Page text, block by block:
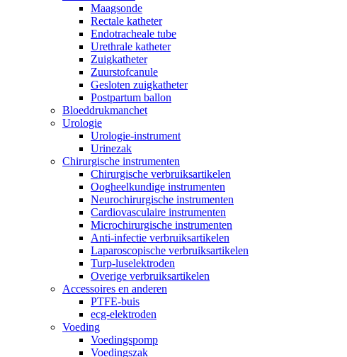
Maagsonde
Rectale katheter
Endotracheale tube
Urethrale katheter
Zuigkatheter
Zuurstofcanule
Gesloten zuigkatheter
Postpartum ballon
Bloeddrukmanchet
Urologie
Urologie-instrument
Urinezak
Chirurgische instrumenten
Chirurgische verbruiksartikelen
Oogheelkundige instrumenten
Neurochirurgische instrumenten
Cardiovasculaire instrumenten
Microchirurgische instrumenten
Anti-infectie verbruiksartikelen
Laparoscopische verbruiksartikelen
Turp-luselektroden
Overige verbruiksartikelen
Accessoires en anderen
PTFE-buis
ecg-elektroden
Voeding
Voedingspomp
Voedingszak